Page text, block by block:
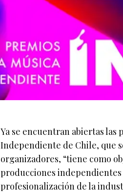
Ya se encuentran abiertas las
Independiente de Chile, que
organizadores, “tiene como
producciones independientes
profesionalización de la